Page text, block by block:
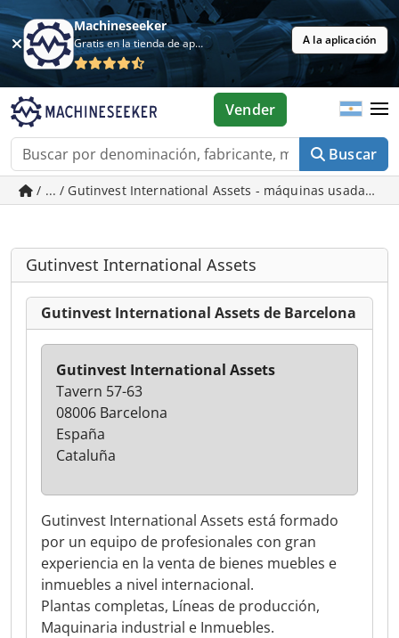
Machineseeker
Gratis en la tienda de aplicaciones A la aplicación
Buscar
Vender
/ ... / Gutinvest International Assets - máquinas usadas en
Gutinvest International Assets
Gutinvest International Assets de Barcelona
Gutinvest International Assets está formado
por un equipo de profesionales con gran
experiencia en la venta de bienes muebles e
inmuebles a nivel internacional.
Plantas completas, Líneas de producción,
Maquinaria industrial e Inmuebles.
Gutinvest International Assets
Tavern 57-63
08006 Barcelona
España
Cataluña